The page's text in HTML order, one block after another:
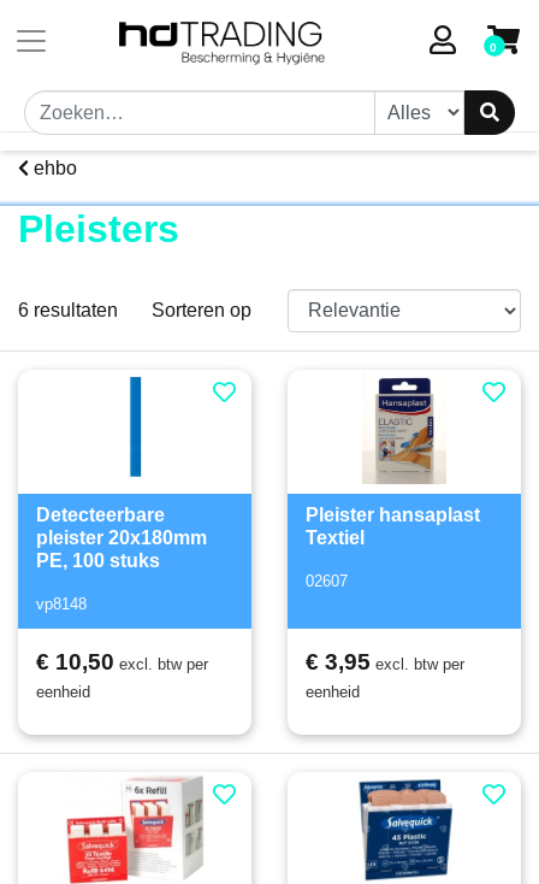
0
ehbo
Pleisters
6 resultaten Sorteren op
Detecteerbare
pleister 20x180mm
PE, 100 stuks
vp8148
€ 10,50 excl. btw per
eenheid
Pleister hansaplast
Textiel
02607
€ 3,95 excl. btw per
eenheid